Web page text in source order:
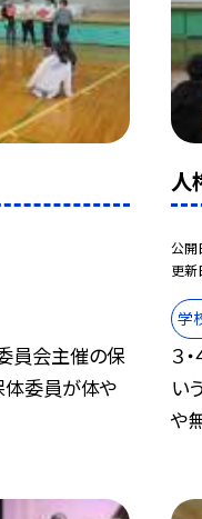
委員会主催の保
体委員が体や
人
公開
更新
学
３
い
や